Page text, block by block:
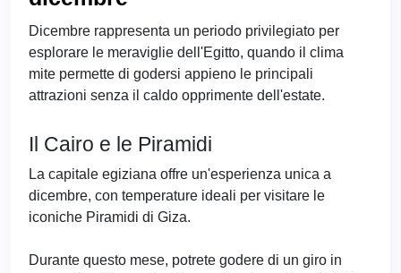
Dicembre rappresenta un periodo privilegiato per
esplorare le meraviglie dell'Egitto, quando il clima
mite permette di godersi appieno le principali
attrazioni senza il caldo opprimente dell'estate.
Il Cairo e le Piramidi
La capitale egiziana offre un'esperienza unica a
dicembre, con temperature ideali per visitare le
iconiche Piramidi di Giza.
Durante questo mese, potrete godere di un giro in